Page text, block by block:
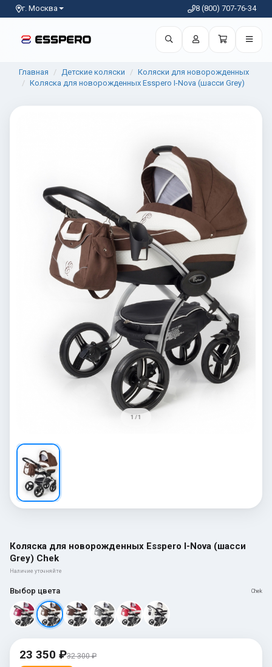
г. Москва 8 (800) 707-76-34
Главная Детские коляски
Коляски для новорожденных
Коляска для новорожденных Esspero I-Nova (шасси Grey)
1 / 1
Коляска для новорожденных Esspero I-Nova (шасси
Grey) Chek
Наличие уточняйте
Выбор цвета Chek
23 350 ₽32 300 ₽